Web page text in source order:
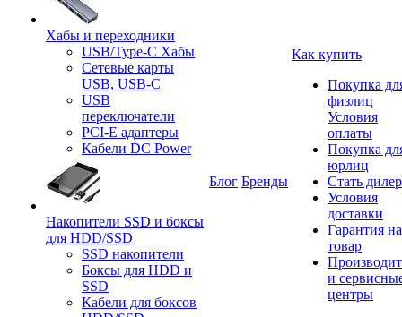
Хабы и переходники
USB/Type-C Хабы
Сетевые карты
USB, USB-C
USB
переключатели
PCI-E адаптеры
Кабели DC Power
Накопители SSD и боксы
для HDD/SSD
SSD накопители
Боксы для HDD и
SSD
Кабели для боксов
Блог Бренды
Как купить
Покупка
физлиц
Условия
оплаты
Покупка
юрлиц
Стать
Условия
доставки
Гарантия на
товар
и
центры